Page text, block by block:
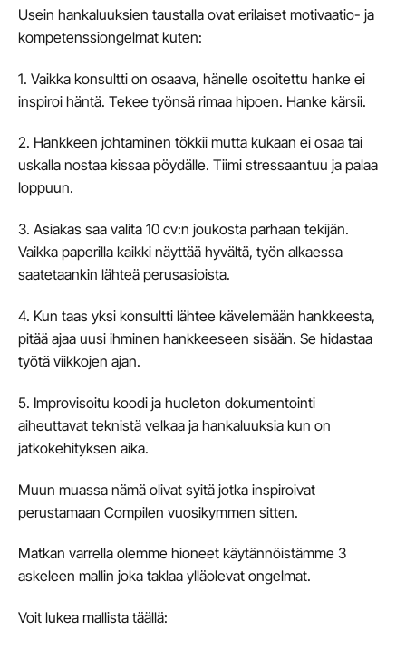
Usein hankaluuksien taustalla ovat erilaiset motivaatio- ja
kompetenssiongelmat kuten:
1. Vaikka konsultti on osaava, hänelle osoitettu hanke ei
inspiroi häntä. Tekee työnsä rimaa hipoen. Hanke kärsii.
2. Hankkeen johtaminen tökkii mutta kukaan ei osaa tai
uskalla nostaa kissaa pöydälle. Tiimi stressaantuu ja palaa
loppuun.
3. Asiakas saa valita 10 cv:n joukosta parhaan tekijän.
Vaikka paperilla kaikki näyttää hyvältä, työn alkaessa
saatetaankin lähteä perusasioista.
4. Kun taas yksi konsultti lähtee kävelemään hankkeesta,
pitää ajaa uusi ihminen hankkeeseen sisään. Se hidastaa
työtä viikkojen ajan.
5. Improvisoitu koodi ja huoleton dokumentointi
aiheuttavat teknistä velkaa ja hankaluuksia kun on
jatkokehityksen aika.
Muun muassa nämä olivat syitä jotka inspiroivat
perustamaan Compilen vuosikymmen sitten.
Matkan varrella olemme hioneet käytännöistämme 3
askeleen mallin joka taklaa ylläolevat ongelmat.
Voit lukea mallista täällä: